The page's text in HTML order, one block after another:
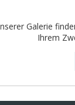
Galerie
Ihrem